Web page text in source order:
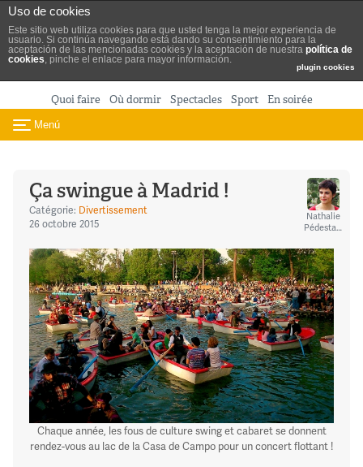
Uso de cookies
Este sitio web utiliza cookies para que usted tenga la mejor experiencia de
usuario. Si continúa navegando está dando su consentimiento para la
aceptación de las mencionadas cookies y la aceptación de nuestra política de
cookies, pinche el enlace para mayor información.
plugin cookies
Aller au contenu
Quoi faire Où dormir Spectacles Sport En soirée
Toggle navigation
Menú
Ça swingue à Madrid !
Catégorie: Divertissement
26 octobre 2015
Nathalie
Pédestarres
Chaque année, les fous de culture swing et cabaret se donnent
rendez-vous au lac de la Casa de Campo pour un concert flottant !